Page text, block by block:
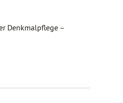
Denkmalpflege –